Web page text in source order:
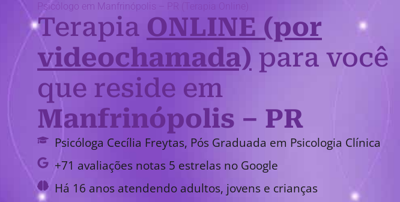
Psicólogo em Manfrinópolis – PR (Terapia Online)
Terapia ONLINE (por
videochamada) para você
que reside em
Manfrinópolis – PR
Psicóloga Cecília Freytas, Pós Graduada em Psicologia Clínica
+71 avaliações notas 5 estrelas no Google
Há 16 anos atendendo adultos, jovens e crianças